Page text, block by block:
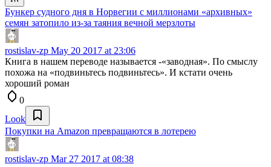
Бункер судного дня в Норвегии с миллионами «архивных»
семян затопило из-за таяния вечной мерзлоты
rostislav-zp May 20 2017 at 23:06
Книга в нашем переводе называется -«заводная». По смыслу
похожа на «подвиньтесь подвиньтесь». И кстати очень
хороший роман
0
Look
Покупки на Amazon превращаются в лотерею
rostislav-zp Mar 27 2017 at 08:38